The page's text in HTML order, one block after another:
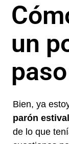
un
Bien, ya
parón estival
de lo que